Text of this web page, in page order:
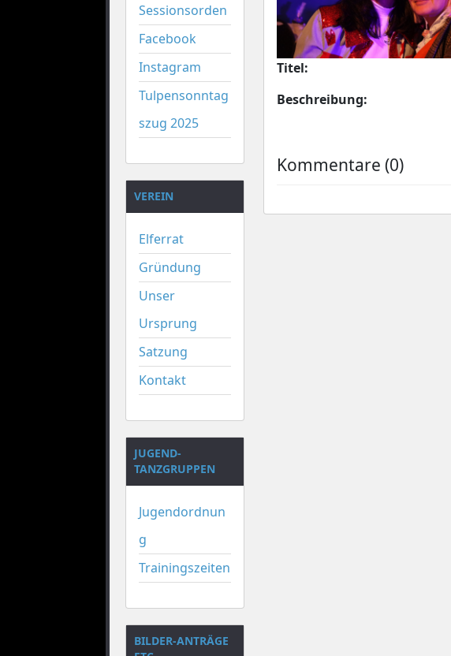
Sessionsorden
Facebook
Instagram
Tulpensonntag
szug 2025
VEREIN
Elferrat
Gründung
Unser
Ursprung
Satzung
Kontakt
JUGEND-
TANZGRUPPEN
Jugendordnun
g
Trainingszeiten
BILDER-ANTRÄGE
Titel:
Beschreibung:
Kommentare (0)